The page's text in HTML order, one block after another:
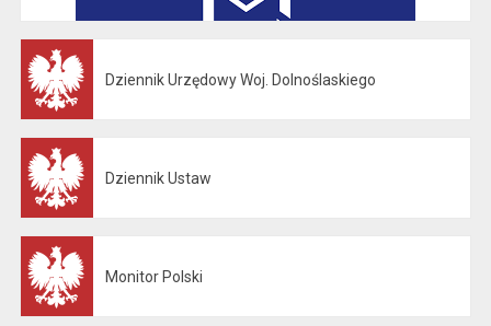
Dziennik Urzędowy Woj. Dolnoślaskiego
Dziennik Ustaw
Monitor Polski